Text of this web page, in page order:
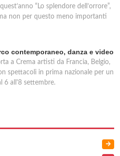
“Lo splendore dell’orrore”,
non per questo meno importanti
contemporaneo, danza e video
a Crema artisti da Francia, Belgio,
spettacoli in prima nazionale per un
6 all'8 settembre.